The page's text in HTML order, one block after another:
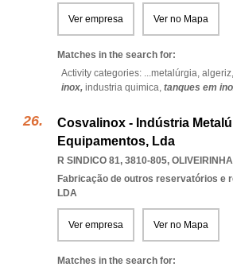
Ver empresa Ver no Mapa
Matches in the search for:
Activity categories: ...metalúrgia, algeriz,
inox, industria quimica, tanques em
Cosvalinox - Indústria
Equipamentos, Lda
R SINDICO 81, 3810-805,
Fabricação de outros reservatórios e
LDA
Ver empresa Ver no Mapa
Matches in the search for: